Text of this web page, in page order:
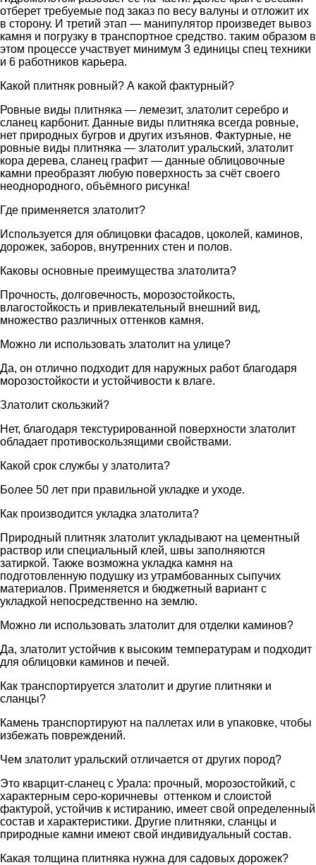
отберет требуемые под заказ по весу валуны и отложит их
в сторону. И третий этап — манипулятор произведет вывоз
камня и погрузку в транспортное средство. таким образом в
этом процессе участвует минимум 3 единицы спец техники
и 6 работников карьера.
Какой плитняк ровный? А какой фактурный?
Ровные виды плитняка — лемезит, златолит серебро и
сланец карбонит. Данные виды плитняка всегда ровные,
нет природных бугров и других изъянов. Фактурные, не
ровные виды плитняка — златолит уральский, златолит
кора дерева, сланец графит — данные облицовочные
камни преобразят любую поверхность за счёт своего
неоднородного, объёмного рисунка!
Где применяется златолит?
Используется для облицовки фасадов, цоколей, каминов,
дорожек, заборов, внутренних стен и полов.
Каковы основные преимущества златолита?
Прочность, долговечность, морозостойкость,
влагостойкость и привлекательный внешний вид,
множество различных оттенков камня.
Можно ли использовать златолит на улице?
Да, он отлично подходит для наружных работ благодаря
морозостойкости и устойчивости к влаге.
Златолит скользкий?
Нет, благодаря текстурированной поверхности златолит
обладает противоскользящими свойствами.
Какой срок службы у златолита?
Более 50 лет при правильной укладке и уходе.
Как производится укладка златолита?
Природный плитняк златолит укладывают на цементный
раствор или специальный клей, швы заполняются
затиркой. Также возможна укладка камня на
подготовленную подушку из утрамбованных сыпучих
материалов. Применяется и бюджетный вариант с
укладкой непосредственно на землю.
Можно ли использовать златолит для отделки каминов?
Да, златолит устойчив к высоким температурам и подходит
для облицовки каминов и печей.
Как транспортируется златолит и другие плитняки и
сланцы?
Камень транспортируют на паллетах или в упаковке, чтобы
избежать повреждений.
Чем златолит уральский отличается от других пород?
Это кварцит-сланец с Урала: прочный, морозостойкий, с
характерным серо-коричневы оттенком и слоистой
фактурой, устойчив к истиранию, имеет свой определенный
состав и характеристики. Другие плитняки, сланцы и
природные камни имеют свой индивидуальный состав.
Какая толщина плитняка нужна для садовых дорожек?